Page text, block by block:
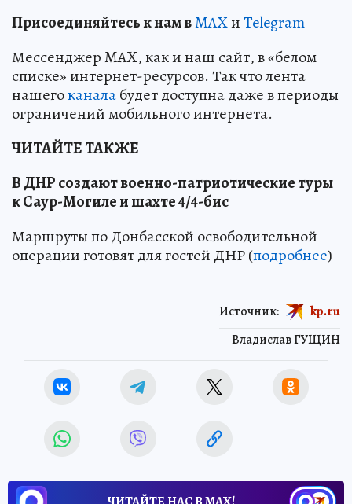
Присоединяйтесь к нам вMAXиTelegram
Мессенджер MAX, как и наш сайт, в «белом
списке» интернет-ресурсов. Так что лента
нашегоканалабудет доступна даже в периоды
ограничений мобильного интернета.
ЧИТАЙТЕ ТАКЖЕ
В ДНР создают военно-патриотические туры
к Саур-Могиле и шахте 4/4-бис
Маршруты по Донбасской освободительной
операции готовят для гостей ДНР (подробнее)
Владислав ГУЩИН
Источник: kp.ru